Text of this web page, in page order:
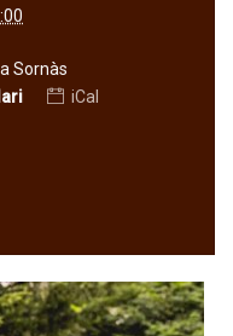
Sornàs
iCal